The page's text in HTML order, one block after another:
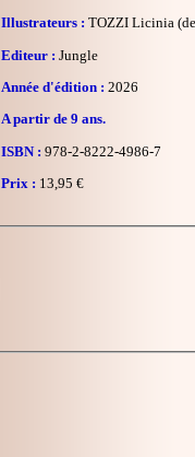
Illustrateurs : TOZZI Licinia
Editeur : Jungle
Année d'édition : 2026
A partir de 9 ans.
ISBN : 978-2-8222-4986-7
Prix : 13,95 €